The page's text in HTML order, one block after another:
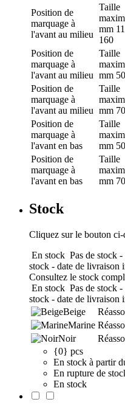
Position de
marquage à
l'avant au milieu
Taille
mm
160
Position de
marquage à
l'avant au milieu
Taille
mm
Position de
marquage à
l'avant au milieu
Taille
mm
Position de
marquage à
l'avant en bas
Taille
mm
Position de
marquage à
l'avant en bas
Taille
mm
Stock
Cliquez sur le bouton
En stock Pas de stock
stock - date de livraison
Consultez le stock
En stock Pas de stock
stock - date de livraison
Beige
Marine
Noir
{0} pcs
En stock à partir
En rupture de
En stock